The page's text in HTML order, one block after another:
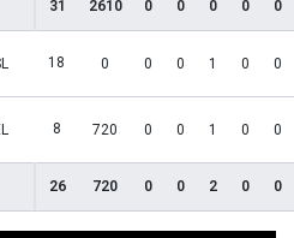
31 2610 0 0 0 0 0
18 0 0 0 1 0 0
8 720 0 0 1 0 0
26 720 0 0 2 0 0